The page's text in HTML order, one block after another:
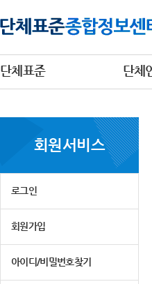
단체표준 단체
회원서비스
로그인
회원가입
아이디/비밀번호찾기